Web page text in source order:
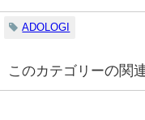
ADOLOGI
の関